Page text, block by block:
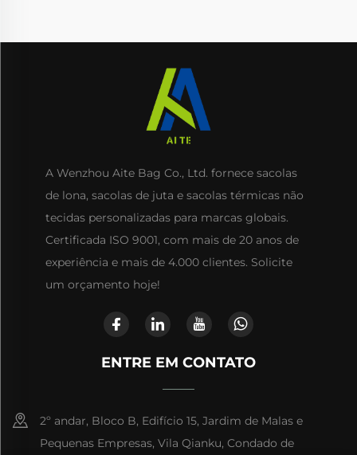
A Wenzhou Aite Bag Co., Ltd. fornece sacolas
de lona, sacolas de juta e sacolas térmicas não
tecidas personalizadas para marcas globais.
Certificada ISO 9001, com mais de 20 anos de
experiência e mais de 4.000 clientes. Solicite
um orçamento hoje!
ENTRE EM CONTATO
2º andar, Bloco B, Edifício 15, Jardim de Malas e
Pequenas Empresas, Vila Qianku, Condado de